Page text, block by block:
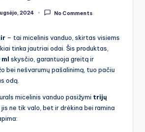
2024 No Comments
– tai micelinis vanduo, skirtas visiems
tinka jautriai odai. Šis produktas,
skysčio, garantuoja greitą ir
bei nešvarumų pašalinimą, tuo pačiu
odą.
micelinis vanduo pasižymi trijų
jis ne tik valo, bet ir drėkina bei ramina